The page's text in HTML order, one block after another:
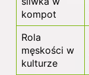
kompot
Rola
męskości w
kulturze